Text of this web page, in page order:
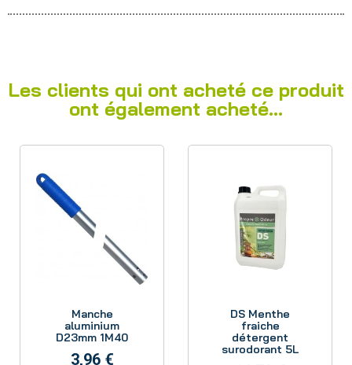
Les clients qui ont acheté ce produit
ont également acheté...
Manche
aluminium
D23mm 1M40
3,96 €
DS Menthe
fraiche
détergent
surodorant 5L